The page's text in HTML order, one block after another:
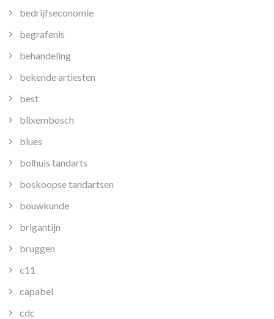
bedrijfseconomie
begrafenis
behandeling
bekende artiesten
best
blixembosch
blues
bolhuis tandarts
boskoopse tandartsen
bouwkunde
brigantijn
bruggen
c11
capabel
cdc